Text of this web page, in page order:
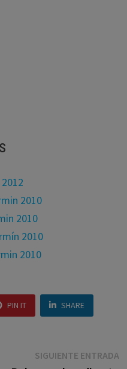
2010
2010
2010
2010
PIN IT SHARE
SIGUIENTE ENTRADA